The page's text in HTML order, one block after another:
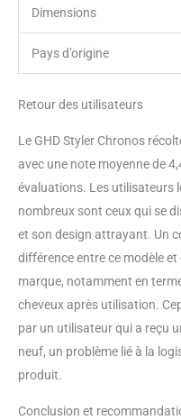
Dimensions
Pays d’origine
Retour des utilisateurs
Le GHD Styler Chronos
avec une note moyenne de
évaluations. Les utilisateurs
nombreux sont ceux qui se
et son design attrayant. Un
différence entre ce modèle
marque, notamment en
cheveux après utilisation.
par un utilisateur qui a reçu
neuf, un problème lié à la
produit.
Conclusion et